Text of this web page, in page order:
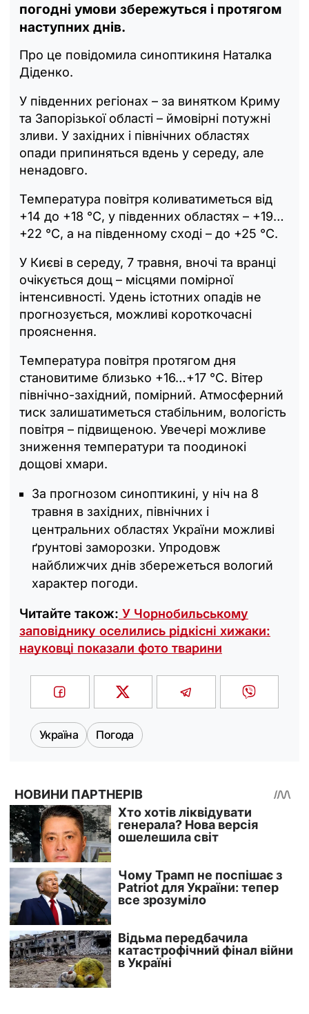
погодні умови збережуться і протягом
наступних днів.
Про це повідомила синоптикиня Наталка
Діденко.
У південних регіонах – за винятком Криму
та Запорізької області – ймовірні потужні
зливи. У західних і північних областях
опади припиняться вдень у середу, але
ненадовго.
Температура повітря коливатиметься від
+14 до +18 °C, у південних областях – +19…
+22 °C, а на південному сході – до +25 °C.
У Києві в середу, 7 травня, вночі та вранці
очікується дощ – місцями помірної
інтенсивності. Удень істотних опадів не
прогнозується, можливі короткочасні
прояснення.
Температура повітря протягом дня
становитиме близько +16…+17 °C. Вітер
північно-західний, помірний. Атмосферний
тиск залишатиметься стабільним, вологість
повітря – підвищеною. Увечері можливе
зниження температури та поодинокі
дощові хмари.
За прогнозом синоптикині, у ніч на 8
травня в західних, північних і
центральних областях України можливі
ґрунтові заморозки. Упродовж
найближчих днів збережеться вологий
характер погоди.
Читайте також: У Чорнобильському
заповіднику оселились рідкісні хижаки:
науковці показали фото тварини
Україна Погода